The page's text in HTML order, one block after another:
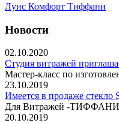
Луис Комфорт Тиффани
Новости
02.10.2020
Студия витражей
Мастер-класс по
23.10.2019
Имеется в продаже стекло
Для Витражей -ТИФФАНИ
20.10.2019